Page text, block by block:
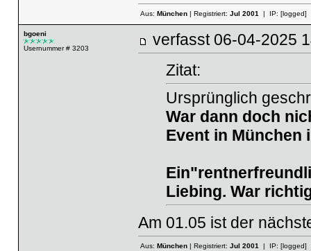
Aus: München| Registriert: Jul 2001| IP: [logged]
bgoeni
Usernummer # 3203
verfasst 06-04-
Zitat:
Ursprünglich
War dann doch
Event in München
Liebing. War
Am 01.05 ist der
Aus: München| Registriert: Jul 2001| IP: [logged]